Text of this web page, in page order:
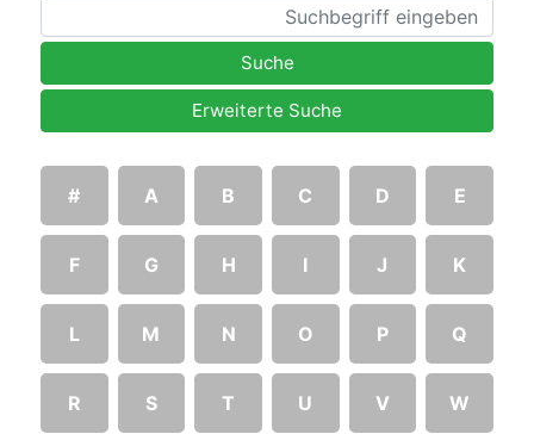
Suche
Erweiterte Suche
# A B C D E
F G H I J K
L M N O P Q
R S T U V W